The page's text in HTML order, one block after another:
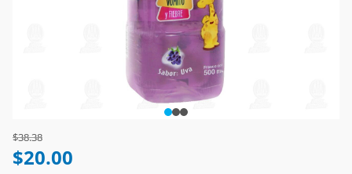
Price reduced from
$38.38to
$20.00